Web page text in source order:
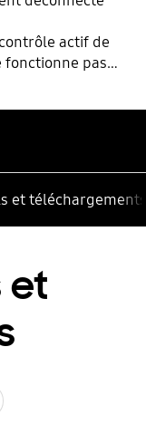
actif de
fonctionne pas
et téléchargements
et